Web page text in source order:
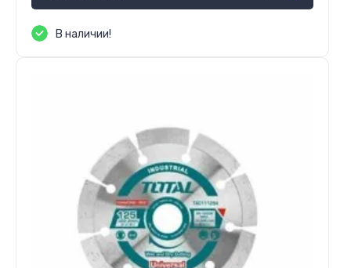
В наличии!